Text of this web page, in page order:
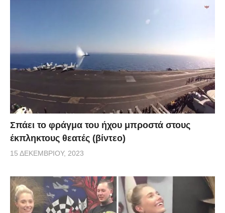
Σπάει το φράγμα του ήχου μπροστά στους
έκπληκτους θεατές (βίντεο)
15 ΔΕΚΕΜΒΡΊΟΥ, 2023